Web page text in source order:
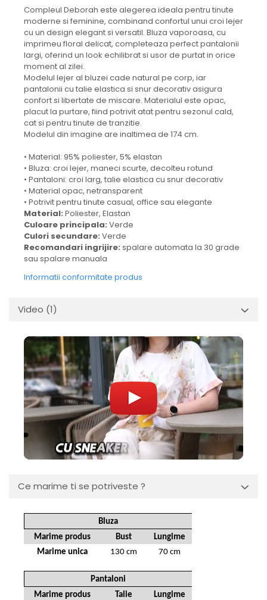
Compleul Deborah este alegerea ideala pentru tinute
moderne si feminine, combinand confortul unui croi lejer
cu un design elegant si versatil. Bluza vaporoasa, cu
imprimeu floral delicat, completeaza perfect pantalonii
largi, oferind un look echilibrat si usor de purtat in orice
moment al zilei.
Modelul lejer al bluzei cade natural pe corp, iar
pantalonii cu talie elastica si snur decorativ asigura
confort si libertate de miscare. Materialul este opac,
placut la purtare, fiind potrivit atat pentru sezonul cald,
cat si pentru tinute de tranzitie.
Modelul din imagine are inaltimea de 174 cm.
• Material: 95% poliester, 5% elastan
• Bluza: croi lejer, maneci scurte, decolteu rotund
• Pantaloni: croi larg, talie elastica cu snur decorativ
• Material opac, netransparent
• Potrivit pentru tinute casual, office sau elegante
Material: Poliester, Elastan
Culoare principala: Verde
Culori secundare: Verde
Recomandari ingrijire: spalare automata la 30 grade
sau spalare manuala
Informatii conformitate produs
Video (1)
Ce marime ti se potriveste ?
Bluza
Marime produs
Bust
Lungime
Marime unica
130 cm 70 cm
Pantaloni
Marime produs
Talie
Lungime